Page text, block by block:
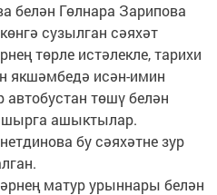
белән Гөлнара Зарипова
сузылган сәяхәт
төрле истәлекле, тарихи
якшәмбедә исән-имин
төшү белән
ашыктылар.
бу сәяхәтне зур
матур урыннары белән